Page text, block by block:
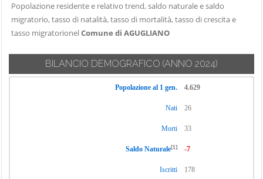
Popolazione residente e relativo trend, saldo naturale e saldo
migratorio, tasso di natalità, tasso di mortalità, tasso di crescita e
tasso migratorionelComune di AGUGLIANO
BILANCIO DEMOGRAFICO (ANNO 2024)
Popolazione al 1 gen. 4.629
Nati 26
Morti 33
Saldo Naturale[1] -7
Iscritti 178